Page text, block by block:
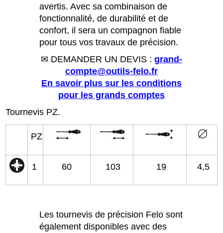
avertis. Avec sa combinaison de
fonctionnalité, de durabilité et de
confort, il sera un compagnon fiable
pour tous vos travaux de précision.
✉ DEMANDER UN DEVIS : grand-
compte@outils-felo.fr
En savoir plus sur les conditions
pour les grands comptes
Tournevis PZ.
PZ
1 60 103 19 4,5
Les tournevis de précision Felo sont
également disponibles avec des